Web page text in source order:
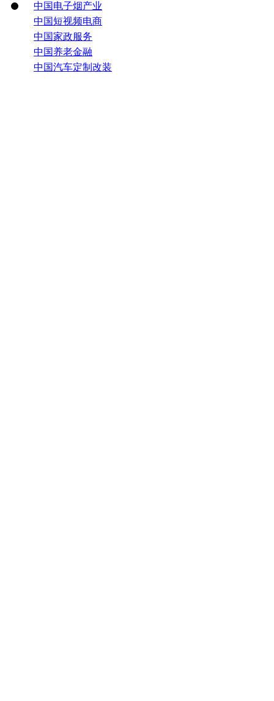
中国电子烟产业
中国短视频电商
中国家政服务
中国养老金融
中国汽车定制改装